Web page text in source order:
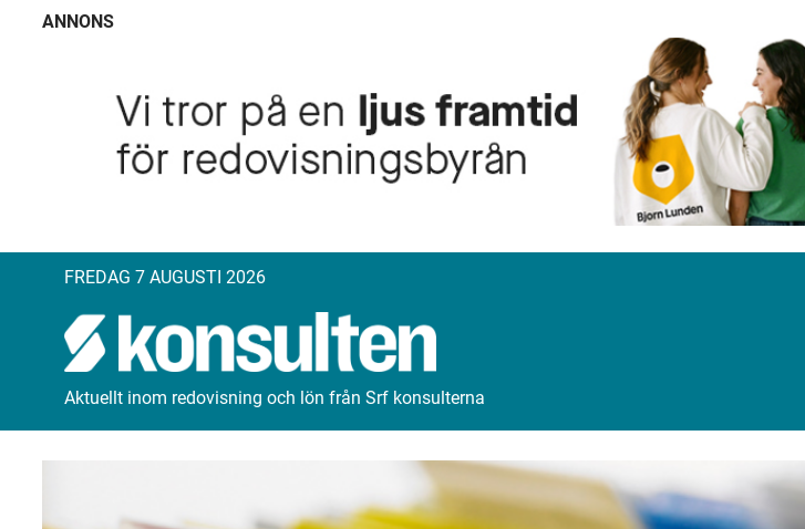
ANNONS
FREDAG 7 AUGUSTI 2026
Aktuellt inom redovisning och lön från Srf konsulterna